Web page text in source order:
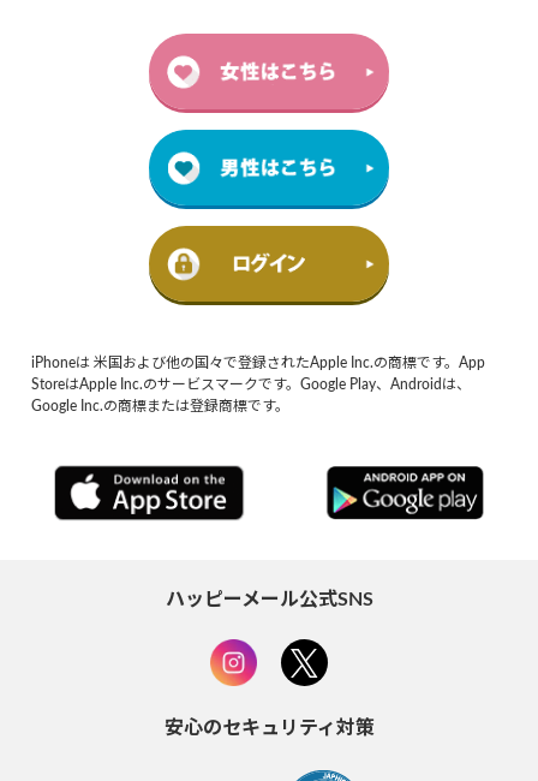
iPhoneは 米国および他の国々で登録されたApple Inc.の商標です。App
StoreはApple Inc.のサービスマークです。Google Play、Androidは、
Google Inc.の商標または登録商標です。
ハッピーメール公式SNS
安心のセキュリティ対策